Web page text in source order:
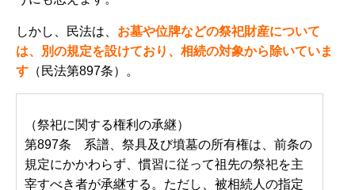
しかし、民法は、 お墓や位牌などの祭祀財産について
は、別の規定を設けており、相続の対象から除いていま
す （民法第897条）。
（祭祀に関する権利の承継）
第897条 系譜、祭具及び墳墓の所有権は、前条の
規定にかかわらず、慣習に従って祖先の祭祀を主
宰すべき者が承継する。ただし、被相続人の指定